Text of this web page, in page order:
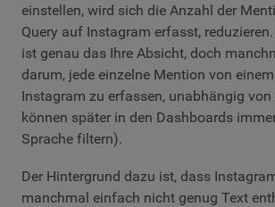
einstellen, wird sich die Anzahl der
Query auf Instagram erfasst,
ist genau das Ihre Absicht, doch
darum, jede einzelne Mention von
Instagram zu erfassen, unabhängig von
können später in den Dashboards
Sprache filtern).
Der Hintergrund dazu ist, dass
manchmal einfach nicht genug Text